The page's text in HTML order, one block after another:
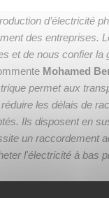
d’électricité
des entreprises.
et de nous confier la
Mohamed
permet aux
les délais de
Ils disposent en
un raccordement
l'électricité à bas